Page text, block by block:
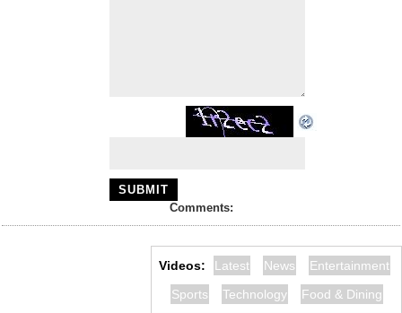
Comments:
Videos: Latest News
Entertainment
Sports
Technology Food & Dining